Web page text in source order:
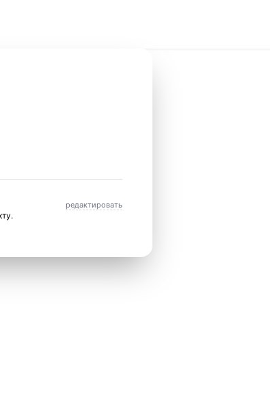
редактировать